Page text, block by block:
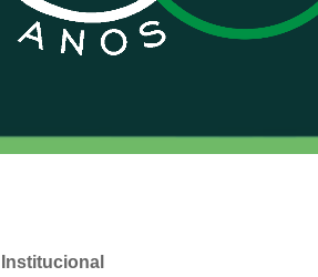
Institucional